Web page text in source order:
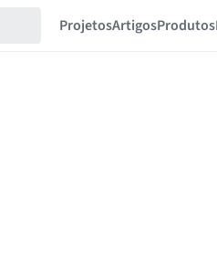
ProjetosArtigosProdutos